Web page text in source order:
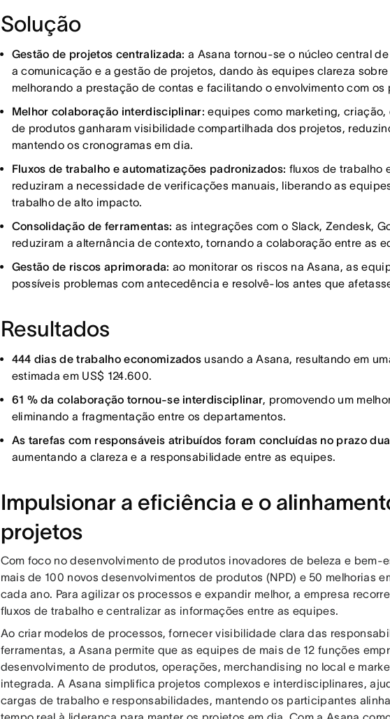
Solução
Gestão de projetos centralizada:a Asana tornou-se o núcleo central
a comunicação e a gestão de projetos, dando às equipes clareza
melhorando a prestação de contas e facilitando o envolvimento com
Melhor colaboração interdisciplinar:equipes como marketing,
de produtos ganharam visibilidade compartilhada dos projetos,
mantendo os cronogramas em dia.
Fluxos de trabalho e automatizações padronizados: fluxos de trabalho
reduziram a necessidade de verificações manuais, liberando as
trabalho de alto impacto.
Consolidação de ferramentas: as integrações com o Slack, Zendesk,
reduziram a alternância de contexto, tornando a colaboração entre as
Gestão de riscos aprimorada: ao monitorar os riscos na Asana, as
possíveis problemas com antecedência e resolvê-los antes que
Resultados
444 dias de trabalho economizados usando a Asana, resultando em
estimada em US$ 124.600.
61 % da colaboração tornou-se interdisciplinar, promovendo um
eliminando a fragmentação entre os departamentos.
As tarefas com responsáveis atribuídos foram concluídas no prazo
aumentando a clareza e a responsabilidade entre as equipes.
Impulsionar a eficiência e o
projetos
Com foco no desenvolvimento de produtos inovadores de beleza e bem-
mais de 100 novos desenvolvimentos de produtos (NPD) e 50 melhorias
cada ano. Para agilizar os processos e expandir melhor, a empresa
fluxos de trabalho e centralizar as informações entre as equipes.
Ao criar modelos de processos, fornecer visibilidade clara das
ferramentas, a Asana permite que as equipes de mais de 12 funções
desenvolvimento de produtos, operações, merchandising no local e
integrada. A Asana simplifica projetos complexos e interdisciplinares,
cargas de trabalho e responsabilidades, mantendo os participantes